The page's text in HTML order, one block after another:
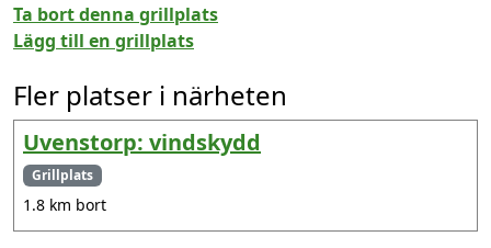
Ta bort denna grillplats
Lägg till en grillplats
Fler platser i närheten
Uvenstorp: vindskydd
Grillplats
1.8 km bort